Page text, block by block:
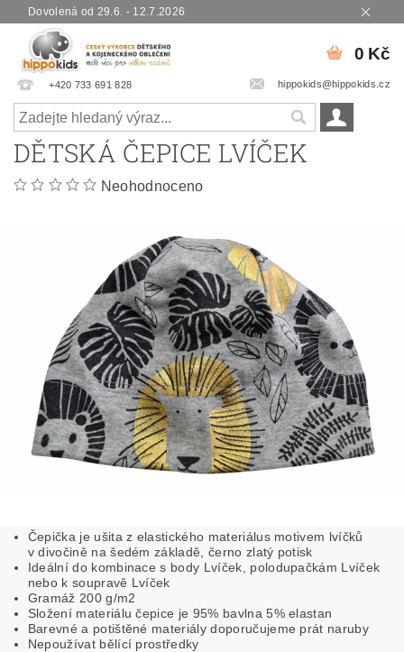
Dovolená od 29.6. - 12.7.2026
+420 733 691 828 hippokids@hippokids.cz
0 Kč
DĚTSKÁ ČEPICE LVÍČEK
Neohodnoceno
Čepička je ušita z elastického materiálus motivem lvíčků
v divočině na šedém základě, černo zlatý potisk
Ideální do kombinace s body Lvíček, polodupačkám Lvíček
nebo k soupravě Lvíček
Gramáž 200 g/m2
Složení materiálu čepice je 95% bavlna 5% elastan
Barevné a potištěné materiály doporučujeme prát naruby
Nepoužívat bělící prostředky